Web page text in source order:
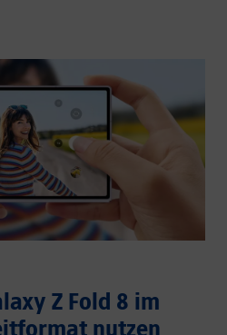
Z Fold 8 im
nutzen